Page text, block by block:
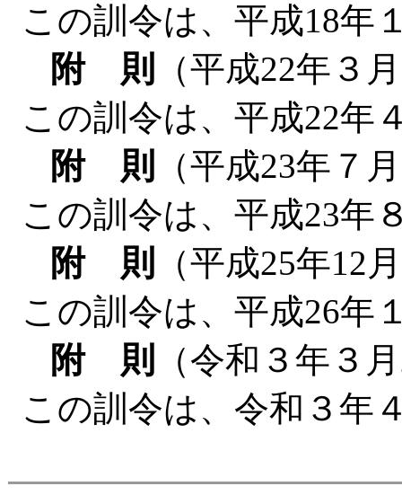
この訓令は、平成18年
附 則
（平成22年３
この訓令は、平成22年
附 則
（平成23年７
この訓令は、平成23年
附 則
（平成25年12
この訓令は、平成26年
附 則
（令和３年３
この訓令は、令和３年